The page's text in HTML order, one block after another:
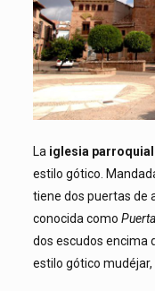
La iglesia parroquial
estilo gótico.
tiene dos puertas de
conocida como
dos escudos encima
estilo gótico